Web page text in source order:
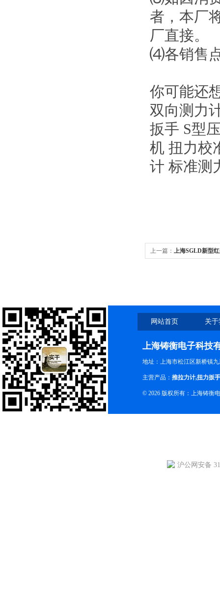
者，本厂
厂直接。
⑷各销售
你可能还
双向测力
扳手 S型
机 扭力校
计 标准测
上一篇： 上海SGLD新型
网站首页 关
上海铸衡电子科技
地址：上海市松江区新桥镇
主营产品： 推拉力计,扭力扳手
© 2026 版权所有：上海铸衡
沪公网安备